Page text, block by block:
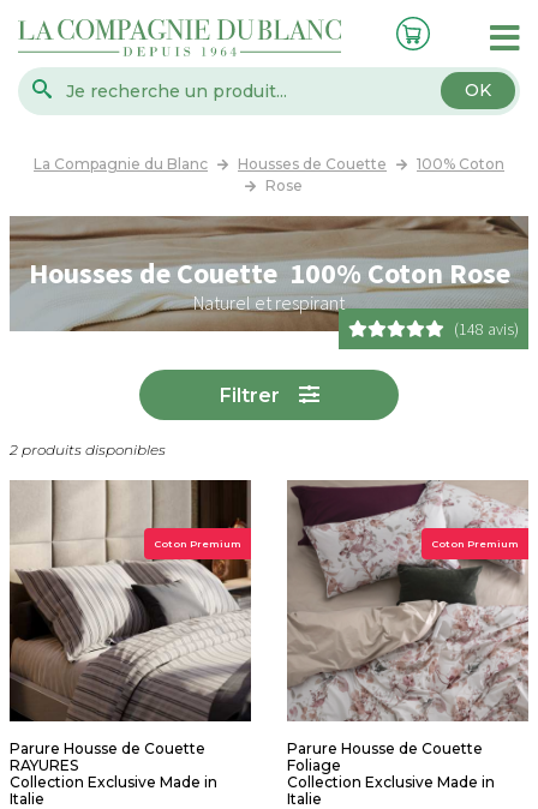
OK
La Compagnie du Blanc Housses de Couette
100% Coton
Rose
Housses de Couette 100% Coton Rose
Naturel et respirant
(148 avis)
Filtrer
2 produits disponibles
Coton Premium
Parure Housse de Couette
RAYURES
Collection Exclusive Made in
Italie
Coton Premium
Parure Housse de Couette
Foliage
Collection Exclusive Made in
Italie